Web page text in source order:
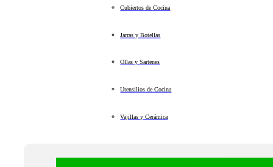
Cubiertos de Cocina
Jarras y Botellas
Ollas y Sartenes
Utensilios de Cocina
Vajillas y Cerámica